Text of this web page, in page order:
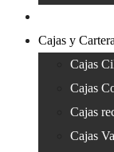
Cajas y
Cajas
Cajas
Cajas
Cajas